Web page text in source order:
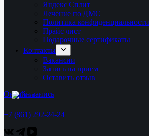
Яндекс Сплит
Лечение по ДМС
Политика конфиденциальности
Прайс лист
Подарочные сертификаты
Контакты
Вакансии
Запись на прием
Оставить отзыв
Онлайн-запись
+7 (861) 292-24-24